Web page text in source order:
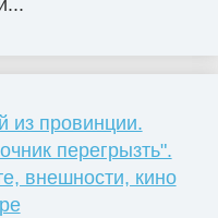
из провинции.
перегрызть".
внешности, кино